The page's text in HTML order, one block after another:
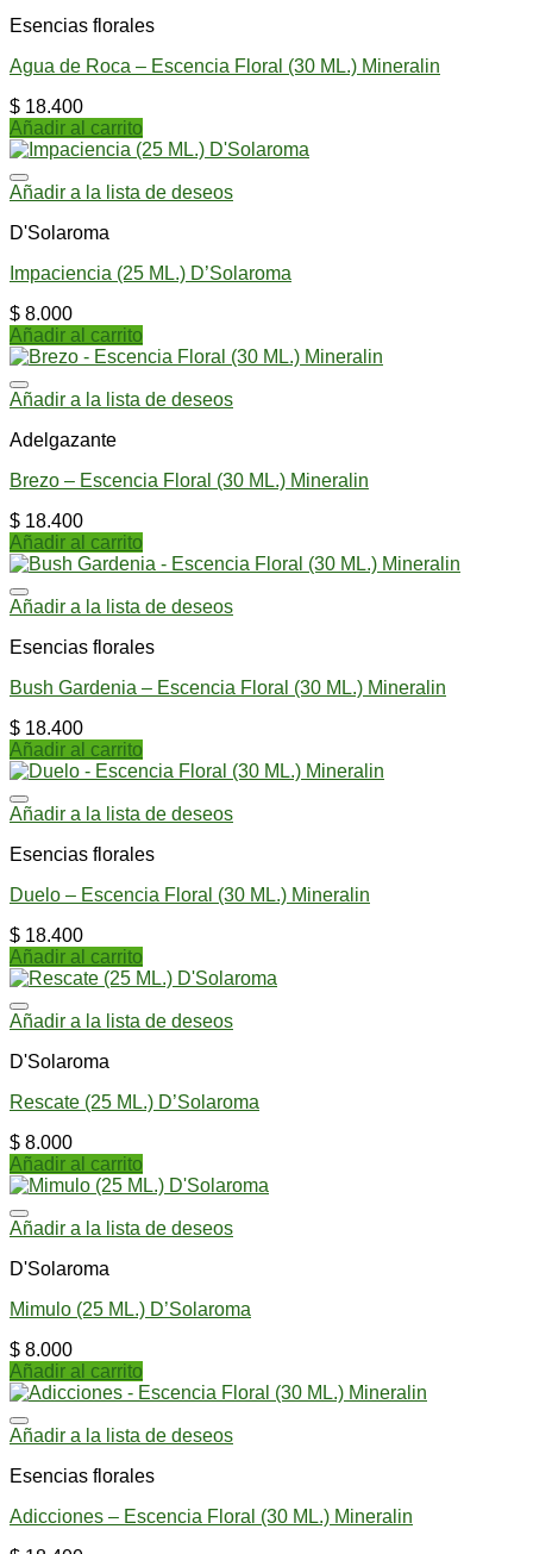
Esencias florales
Agua de Roca – Escencia Floral (30 ML.) Mineralin
$ 18.400
Añadir al carrito
Añadir a la lista de deseos
D'Solaroma
Impaciencia (25 ML.) D’Solaroma
$ 8.000
Añadir al carrito
Añadir a la lista de deseos
Adelgazante
Brezo – Escencia Floral (30 ML.) Mineralin
$ 18.400
Añadir al carrito
Añadir a la lista de deseos
Esencias florales
Bush Gardenia – Escencia Floral (30 ML.) Mineralin
$ 18.400
Añadir al carrito
Añadir a la lista de deseos
Esencias florales
Duelo – Escencia Floral (30 ML.) Mineralin
$ 18.400
Añadir al carrito
Añadir a la lista de deseos
D'Solaroma
Rescate (25 ML.) D’Solaroma
$ 8.000
Añadir al carrito
Añadir a la lista de deseos
D'Solaroma
Mimulo (25 ML.) D’Solaroma
$ 8.000
Añadir al carrito
Añadir a la lista de deseos
Esencias florales
Adicciones – Escencia Floral (30 ML.) Mineralin